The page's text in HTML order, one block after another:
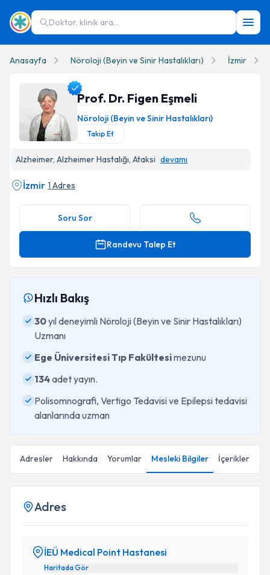
Doktor, klinik ara...
Anasayfa Nöroloji (Beyin ve Sinir Hastalıkları) İzmir
Prof. Dr. Figen Eşmeli
Nöroloji (Beyin ve Sinir Hastalıkları)
Takip Et
Alzheimer, Alzheimer Hastalığı, Ataksi devamı
İzmir 1 Adres
Soru Sor
Randevu Talep Et
Hızlı Bakış
30yıl deneyimli Nöroloji (Beyin ve Sinir Hastalıkları)
Uzmanı
Ege Üniversitesi Tıp Fakültesimezunu
134adet yayın.
Polisomnografi, Vertigo Tedavisi ve Epilepsi tedavisi
alanlarında uzman
Adresler Hakkında Yorumlar Mesleki Bilgiler İçerikler
Adres
İEÜ Medical Point Hastanesi
Haritada Gör